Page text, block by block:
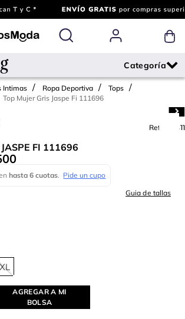
Intimas Ropa Deportiva
Tops
Top Mujer Gris Jaspe Fi 111696
Ref.
778311
FI 111696
XL
Guia de tallas
AGREGAR A MI
BOLSA